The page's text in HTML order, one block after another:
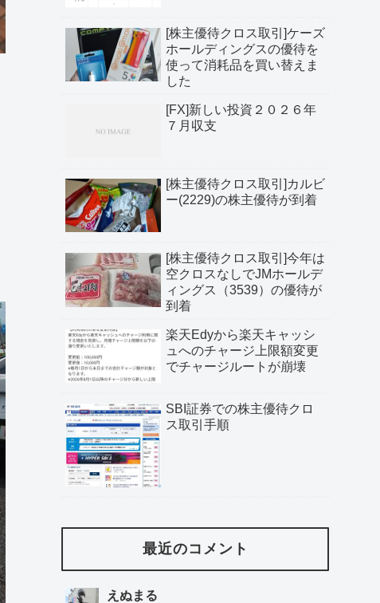
[株主優待クロス取引]ケーズ
ホールディングスの優待を
使って消耗品を買い替えま
した
[FX]新しい投資２０２６年
７月収支
[株主優待クロス取引]カルビ
ー(2229)の株主優待が到着
[株主優待クロス取引]今年は
空クロスなしでJMホールデ
ィングス（3539）の優待が
到着
楽天Edyから楽天キャッシ
ュへのチャージ上限額変更
でチャージルートが崩壊
SBI証券での株主優待クロ
ス取引手順
最近のコメント
えぬまる